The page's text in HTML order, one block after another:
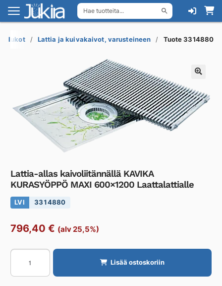
Hae tuotteita...
Siirry
navigointiin
Siirry
sisältöön
Lattia ja kuivakaivot, varusteineen Tuote 3314880
Lattia-allas kaivoliitännällä KAVIKA
KURASYÖPPÖ MAXI 600×1200 Laattalattialle
LVI 3314880
796,40 € (alv 25,5%)
Lattia-
kaivoliitännällä
Lisää ostoskoriin